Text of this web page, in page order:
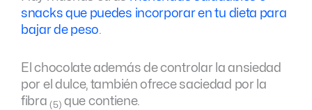
snacks que puedes incorporar en tu dieta para
bajar de peso.
El chocolate además de controlar la ansiedad
por el dulce, también ofrece saciedad por la
fibra(5) que contiene.